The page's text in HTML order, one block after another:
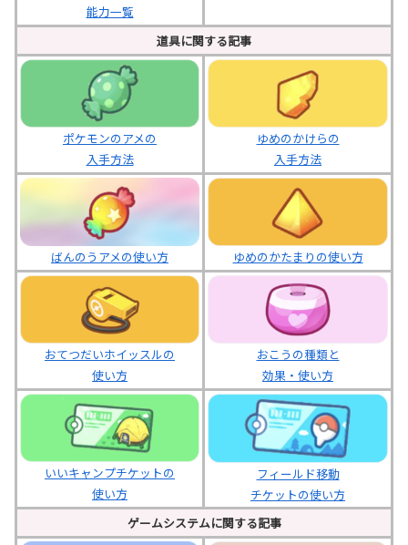
能力一覧
道具に関する記事
ポケモンのアメの
入手方法
ゆめのかけらの
入手方法
ばんのうアメの使い方 ゆめのかたまりの使い方
おてつだいホイッスルの
使い方
おこうの種類と
効果・使い方
いいキャンプチケットの
使い方
フィールド移動
チケットの使い方
ゲームシステムに関する記事